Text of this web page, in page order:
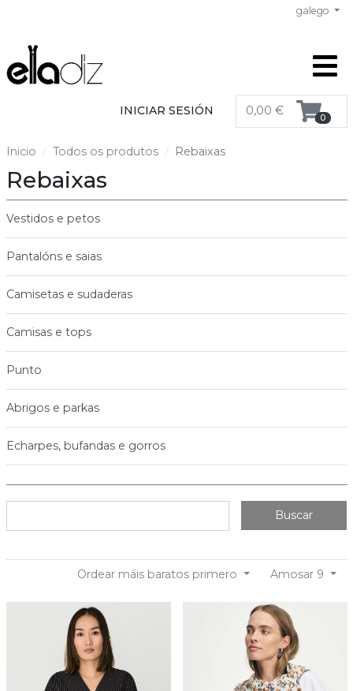
galego
INICIAR SESIÓN 0,00 € 0
Inicio Todos os produtos Rebaixas
Rebaixas
Vestidos e petos
Pantalóns e saias
Camisetas e sudaderas
Camisas e tops
Punto
Abrigos e parkas
Echarpes, bufandas e gorros
Buscar
Amosar 9
Ordear máis baratos primero